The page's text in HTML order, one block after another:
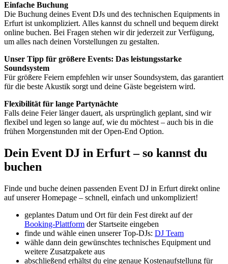
Einfache Buchung
Die Buchung deines Event DJs und des technischen Equipments in
Erfurt ist unkompliziert. Alles kannst du schnell und bequem direkt
online buchen. Bei Fragen stehen wir dir jederzeit zur Verfügung,
um alles nach deinen Vorstellungen zu gestalten.
Unser Tipp für größere Events: Das leistungsstarke
Soundsystem
Für größere Feiern empfehlen wir unser Soundsystem, das garantiert
für die beste Akustik sorgt und deine Gäste begeistern wird.
Flexibilität für lange Partynächte
Falls deine Feier länger dauert, als ursprünglich geplant, sind wir
flexibel und legen so lange auf, wie du möchtest – auch bis in die
frühen Morgenstunden mit der Open-End Option.
Dein Event DJ in Erfurt – so kannst du
buchen
Finde und buche deinen passenden Event DJ in Erfurt direkt online
auf unserer Homepage – schnell, einfach und unkompliziert!
geplantes Datum und Ort für dein Fest direkt auf der
Booking-Plattform der Startseite eingeben
finde und wähle einen unserer Top-DJs: DJ Team
wähle dann dein gewünschtes technisches Equipment und
weitere Zusatzpakete aus
abschließend erhältst du eine genaue Kostenaufstellung für